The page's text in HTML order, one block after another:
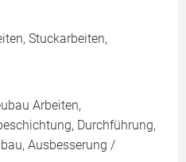
Stuckarbeiten,
Arbeiten,
Durchführung,
Ausbesserung /